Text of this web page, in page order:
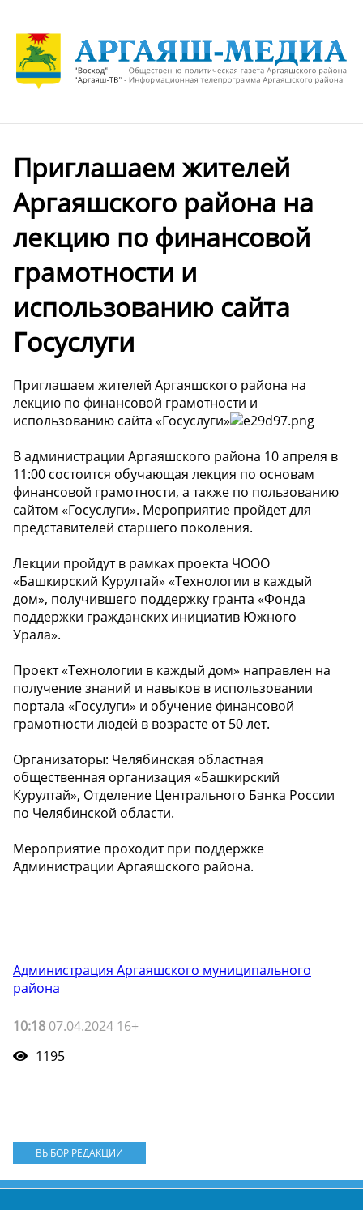
Приглашаем жителей
Аргаяшского района на
лекцию по финансовой
грамотности и
использованию сайта
Госуслуги
Приглашаем жителей Аргаяшского района на
лекцию по финансовой грамотности и
использованию сайта «Госуслуги»
В администрации Аргаяшского района 10 апреля в
11:00 состоится обучающая лекция по основам
финансовой грамотности, а также по пользованию
сайтом «Госуслуги». Мероприятие пройдет для
представителей старшего поколения.
Лекции пройдут в рамках проекта ЧООО
«Башкирский Курултай» «Технологии в каждый
дом», получившего поддержку гранта «Фонда
поддержки гражданских инициатив Южного
Урала».
Проект «Технологии в каждый дом» направлен на
получение знаний и навыков в использовании
портала «Госулуги» и обучение финансовой
грамотности людей в возрасте от 50 лет.
Организаторы: Челябинская областная
общественная организация «Башкирский
Курултай», Отделение Центрального Банка России
по Челябинской области.
Мероприятие проходит при поддержке
Администрации Аргаяшского района.
Администрация Аргаяшского муниципального
района
10:18 07.04.2024 16+
1195
ВЫБОР РЕДАКЦИИ